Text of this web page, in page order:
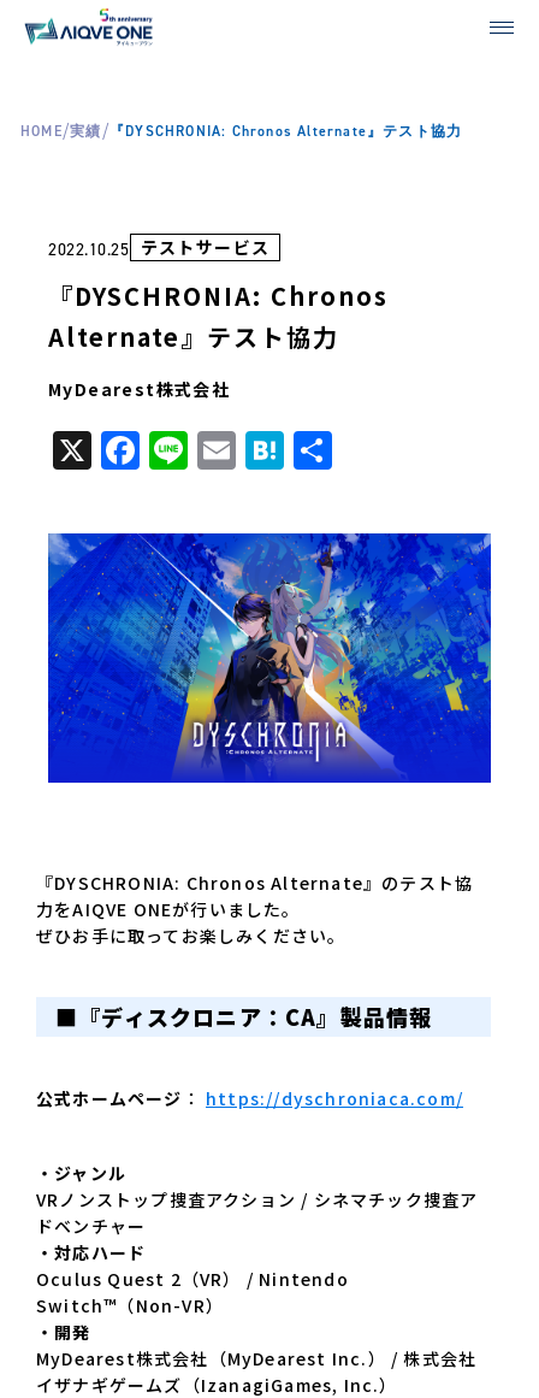
HOME/実績/ 『DYSCHRONIA: Chronos Alternate』テスト協力
2022.10.25 テストサービス
『DYSCHRONIA: Chronos
Alternate』テスト協力
MyDearest株式会社
X Facebook
LineEmailHatena
『DYSCHRONIA: Chronos Alternate』のテスト協
力をAIQVE ONEが行いました。
ぜひお手に取ってお楽しみください。
■ 『ディスクロニア：CA』製品情報
公式ホームページ ： https://dyschroniaca.com/
・ジャンル
VRノンストップ捜査アクション / シネマチック捜査ア
ドベンチャー
・対応ハード
Oculus Quest 2（VR） / Nintendo
Switch™（Non-VR）
・開発
MyDearest株式会社（MyDearest Inc.） / 株式会社
イザナギゲームズ（IzanagiGames, Inc.）